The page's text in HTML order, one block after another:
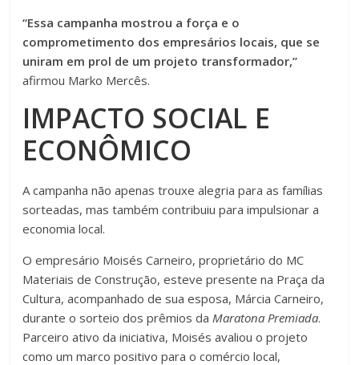
“Essa campanha mostrou a força e o
comprometimento dos empresários locais, que se
uniram em prol de um projeto transformador,”
afirmou Marko Mercês.
IMPACTO SOCIAL E
ECONÔMICO
A campanha não apenas trouxe alegria para as famílias
sorteadas, mas também contribuiu para impulsionar a
economia local.
O empresário Moisés Carneiro, proprietário do MC
Materiais de Construção, esteve presente na Praça da
Cultura, acompanhado de sua esposa, Márcia Carneiro,
durante o sorteio dos prêmios da Maratona Premiada.
Parceiro ativo da iniciativa, Moisés avaliou o projeto
como um marco positivo para o comércio local,